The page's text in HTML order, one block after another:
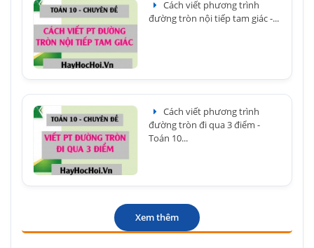
Cách viết phương trình
đường tròn nội tiếp tam giác -...
Cách viết phương trình
đường tròn đi qua 3 điểm -
Toán 10...
Xem thêm